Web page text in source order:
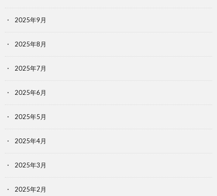
2025年9月
2025年8月
2025年7月
2025年6月
2025年5月
2025年4月
2025年3月
2025年2月